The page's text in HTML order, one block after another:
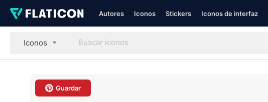
Autores Iconos Stickers Iconos de interfaz
Iconos
Guardar